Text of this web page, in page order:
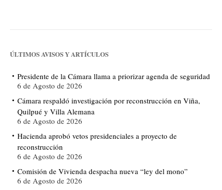
ÚLTIMOS AVISOS Y ARTÍCULOS
Presidente de la Cámara llama a priorizar agenda de seguridad
6 de Agosto de 2026
Cámara respaldó investigación por reconstrucción en Viña,
Quilpué y Villa Alemana
6 de Agosto de 2026
Hacienda aprobó vetos presidenciales a proyecto de
reconstrucción
6 de Agosto de 2026
Comisión de Vivienda despacha nueva “ley del mono”
6 de Agosto de 2026